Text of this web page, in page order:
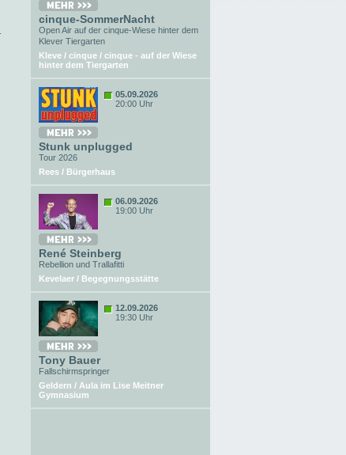
cinque-SommerNacht
Open Air auf der cinque-Wiese hinter dem
Klever Tiergarten
Kleve / cinque / cinque - auf der Wiese
hinter dem Tiergarten
05.09.2026
20:00 Uhr
Stunk unplugged
Tour 2026
Rees / Bürgerhaus
06.09.2026
19:00 Uhr
René Steinberg
Rebellion und Trallafitti
Kevelaer / Begegnungsstätte
12.09.2026
19:30 Uhr
Tony Bauer
Fallschirmspringer
Geldern / Aula im Lise Meitner
Gymnasium